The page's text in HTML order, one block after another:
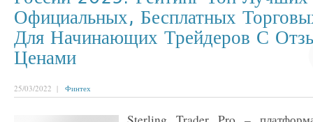
Официальных, Бесплатных
Для Начинающих Трейдеров С
Ценами
25/03/2022 | Финтех